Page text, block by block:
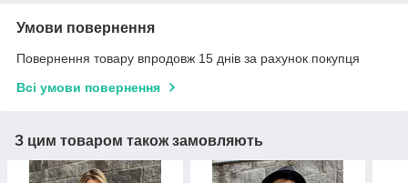
Умови повернення
Повернення товару впродовж 15 днів за рахунок покупця
Всі умови повернення
З цим товаром також замовляють